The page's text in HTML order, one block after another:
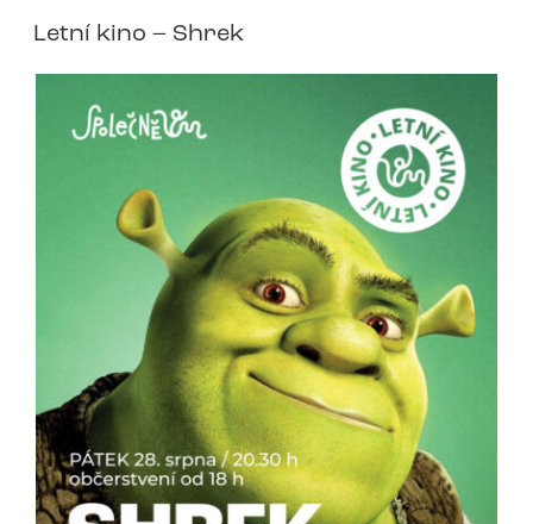
Letní kino – Shrek